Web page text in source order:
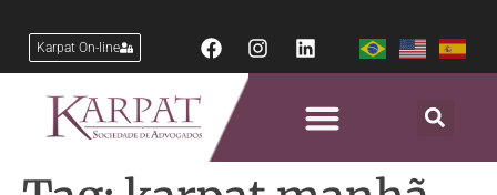
Karpat On-line